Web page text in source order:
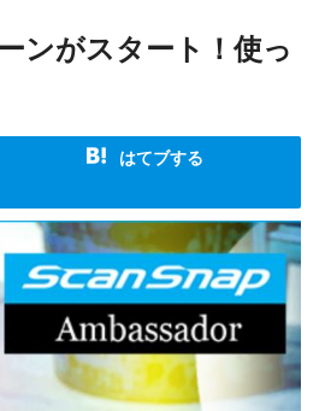
ンがスタート！使っ
はてブする